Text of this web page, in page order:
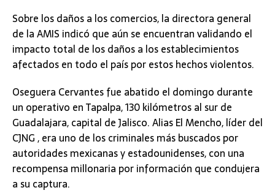
Sobre los daños a los comercios, la directora general
de la AMIS indicó que aún se encuentran validando el
impacto total de los daños a los establecimientos
afectados en todo el país por estos hechos violentos.
Oseguera Cervantes fue abatido el domingo durante
un operativo en Tapalpa, 130 kilómetros al sur de
Guadalajara, capital de Jalisco. Alias El Mencho, líder del
CJNG , era uno de los criminales más buscados por
autoridades mexicanas y estadounidenses, con una
recompensa millonaria por información que condujera
a su captura.